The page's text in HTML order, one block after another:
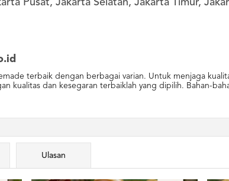
Pusat, Jakarta Selatan, Jakarta Timur,
terbaik dengan berbagai varian. Untuk menjaga
kualitas dan kesegaran terbaiklah yang dipilih. Bahan-
Ulasan